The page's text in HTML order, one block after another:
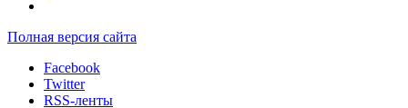
Полная версия сайта
Facebook
Twitter
RSS-ленты